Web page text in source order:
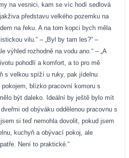
na vesnici, kam se víc hodí sedlová
představu velkého pozemku na
na řeku. A na tom kopci bych měla
vilu.“ – „Byl by tam les?“ –
výhled rozhodně na vodu ano.“ – „A
pohodlí a komfort, a to pro mě
s velkou spíží u ruky, pak jídelnu
blízko pracovní komoru s
být daleko. Ideální by ještě bylo mít
od obýváku oddělenou pracovnu s
si teď nemohla dovolit, pokud jsem
kuchyň a obývací pokoj, ale
Není to praktické.“